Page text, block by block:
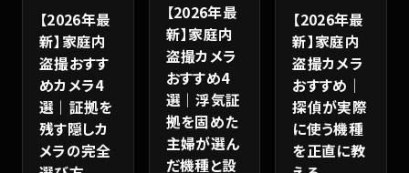
【2026年最
新】家庭内
盗撮おすす
めカメラ4
選｜証拠を
残す隠しカ
メラの完全
【2026年最
新】家庭内
盗撮カメラ
おすすめ4
選｜浮気証
拠を固めた
主婦が選ん
だ機種と設
【2026年最
新】家庭内
盗撮カメラ
おすすめ｜
探偵が実際
に使う機種
を正直に教